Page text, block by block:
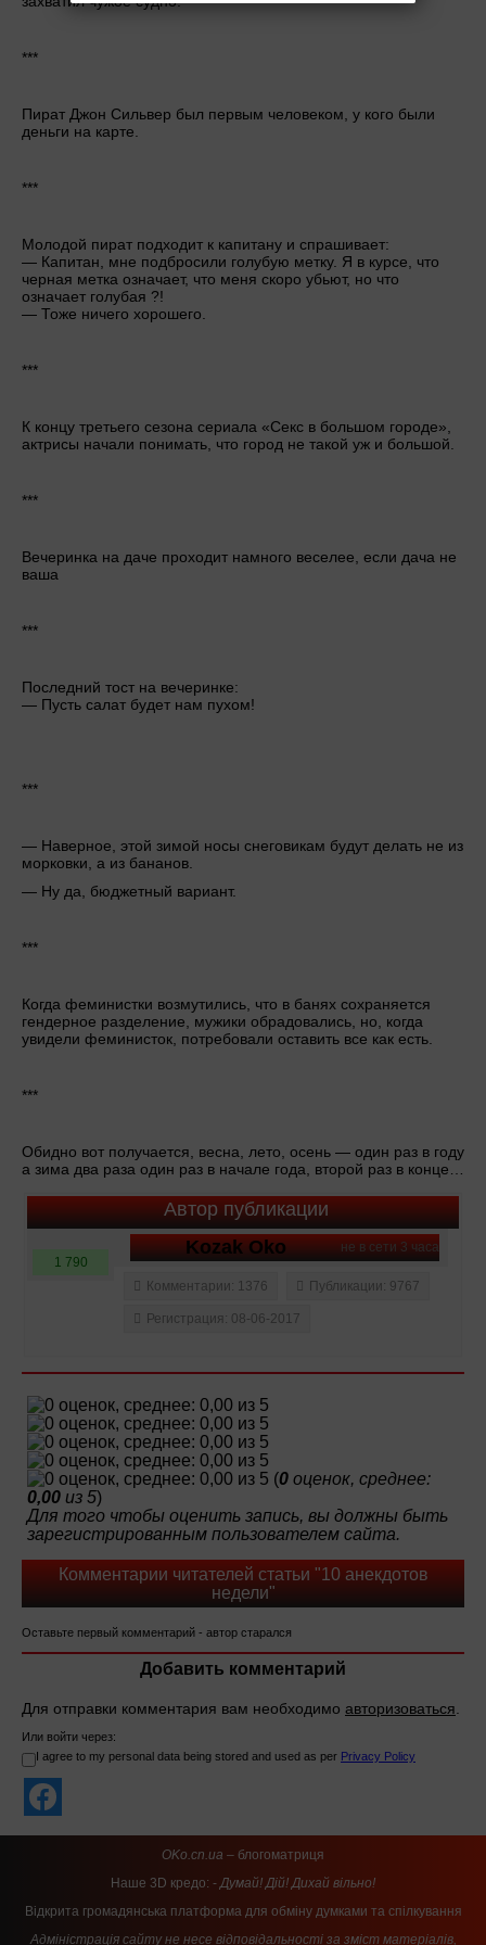
***
Пират Джон Сильвер был первым человеком, у кого были
деньги на карте.
***
Молодой пират подходит к капитану и спрашивает:
— Капитан, мне подбросили голубую метку. Я в курсе, что
черная метка означает, что меня скоро убьют, но что
означает голубая ?!
— Тоже ничего хорошего.
***
К концу третьего сезона сериала «Секс в большом городе»,
актрисы начали понимать, что город не такой уж и большой.
***
Вечеринка на даче проходит намного веселее, если дача не
ваша
***
Последний тост на вечеринке:
— Пусть салат будет нам пухом!
***
— Наверное, этой зимой носы снеговикам будут делать не из
морковки, а из бананов.
— Ну да, бюджетный вариант.
***
Когда феминистки возмутились, что в банях сохраняется
гендерное разделение, мужики обрадовались, но, когда
увидели феминисток, потребовали оставить все как есть.
***
Обидно вот получается, весна, лето, осень — один раз в году
а зима два раза один раз в начале года, второй раз в конце…
Автор публикации
не в сети 3 часа
Kozak Oko
1 790
Комментарии: 1376
Публикации: 9767
Регистрация: 08-06-2017
(0 оценок, среднее:
0,00 из 5)
Для того чтобы оценить запись, вы должны быть
зарегистрированным пользователем сайта.
Комментарии читателей статьи "10 анекдотов
недели"
Оставьте первый комментарий - автор старался
Добавить комментарий
Для отправки комментария вам необходимо авторизоваться.
Или войти через:
I agree to my personal data being stored and used as per Privacy Policy
OKo.cn.ua – блогоматриця
Наше 3D кредо: -Думай! Дій! Дихай вільно!
Відкрита громадянська платформа для обміну думками та спілкування
Адміністрація сайту не несе відповідальності за зміст матеріалів,